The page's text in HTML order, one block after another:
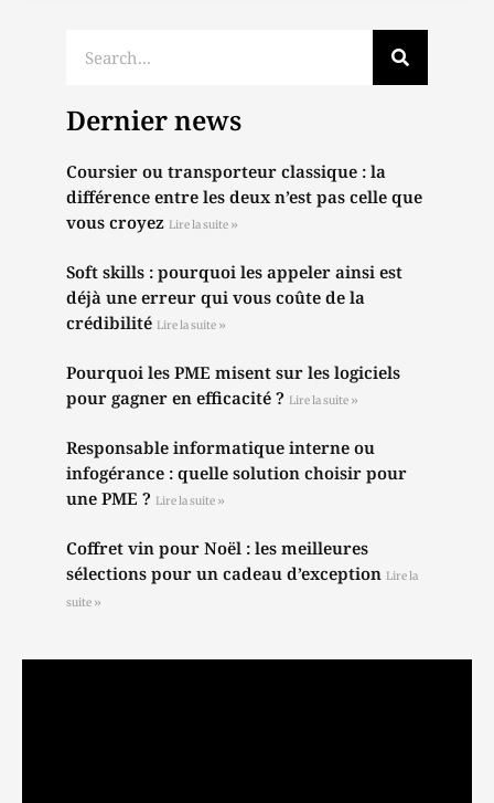
Dernier news
Coursier ou transporteur classique : la
différence entre les deux n’est pas celle que
vous croyez Lire la suite »
Soft skills : pourquoi les appeler ainsi est
déjà une erreur qui vous coûte de la
crédibilité Lire la suite »
Pourquoi les PME misent sur les logiciels
pour gagner en efficacité ? Lire la suite »
Responsable informatique interne ou
infogérance : quelle solution choisir pour
une PME ? Lire la suite »
Coffret vin pour Noël : les meilleures
sélections pour un cadeau d’exception Lire la
suite »